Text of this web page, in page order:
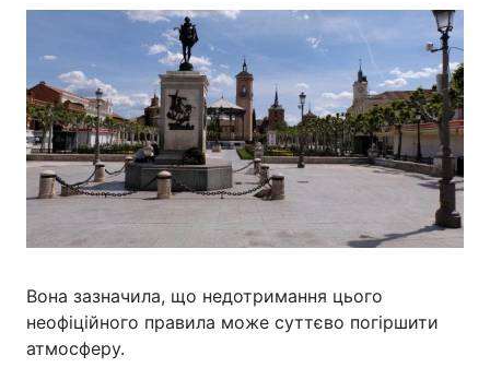
Вона зазначила, що недотримання цього
неофіційного правила може суттєво погіршити
атмосферу.